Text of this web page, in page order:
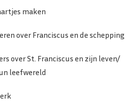
maken
over Franciscus en de schepping
over St. Franciscus en zijn leven/
leefwereld